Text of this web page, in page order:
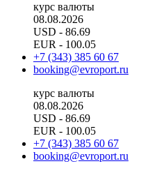
курс валюты
08.08.2026
USD - 86.69
EUR - 100.05
+7 (343) 385 60 67
booking@evroport.ru
курс валюты
08.08.2026
USD - 86.69
EUR - 100.05
+7 (343) 385 60 67
booking@evroport.ru